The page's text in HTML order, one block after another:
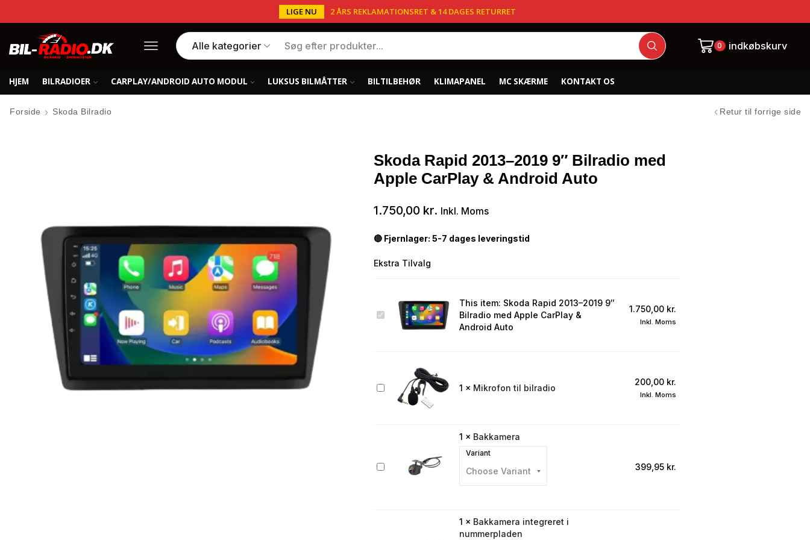
LIGE NU 2 ÅRS REKLAMATIONSRET & 14 DAGES RETURRET
0 indkøbskurv
HJEM BILRADIOER CARPLAY/ANDROID AUTO MODUL LUKSUS BILMÅTTER BILTILBEHØR KLIMAPANEL MC SKÆRME KONTAKT OS
Forside Skoda Bilradio Retur til forrige side
Skoda Rapid 2013–2019 9″ Bilradio med
Apple CarPlay & Android Auto
1.750,00 kr. Inkl. Moms
🔴 Fjernlager: 5-7 dages leveringstid
Ekstra Tilvalg
Skoda
2019
med
Apple
&
This item: Skoda Rapid 2013–2019 9″
Bilradio med Apple CarPlay &
Android Auto
1.750,00 kr.
Inkl. Moms
Mikrofon
1 × Mikrofon til bilradio
200,00 kr.
Inkl. Moms
Bakkamera
1 × Bakkamera
Variant
399,95 kr.
1 × Bakkamera integreret i
nummerpladen